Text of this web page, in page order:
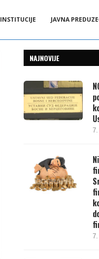
INSTITUCIJE JAVNA
NAJNOVIJE